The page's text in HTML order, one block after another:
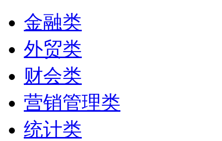
金融类
外贸类
财会类
营销管理类
统计类